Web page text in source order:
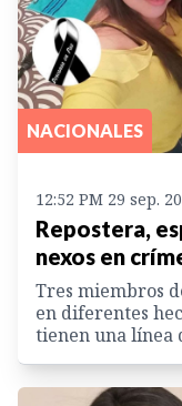
NACIONALES
12:52 PM 29 sep.
Repostera,
nexos en
Tres miembros
en diferentes
tienen una línea